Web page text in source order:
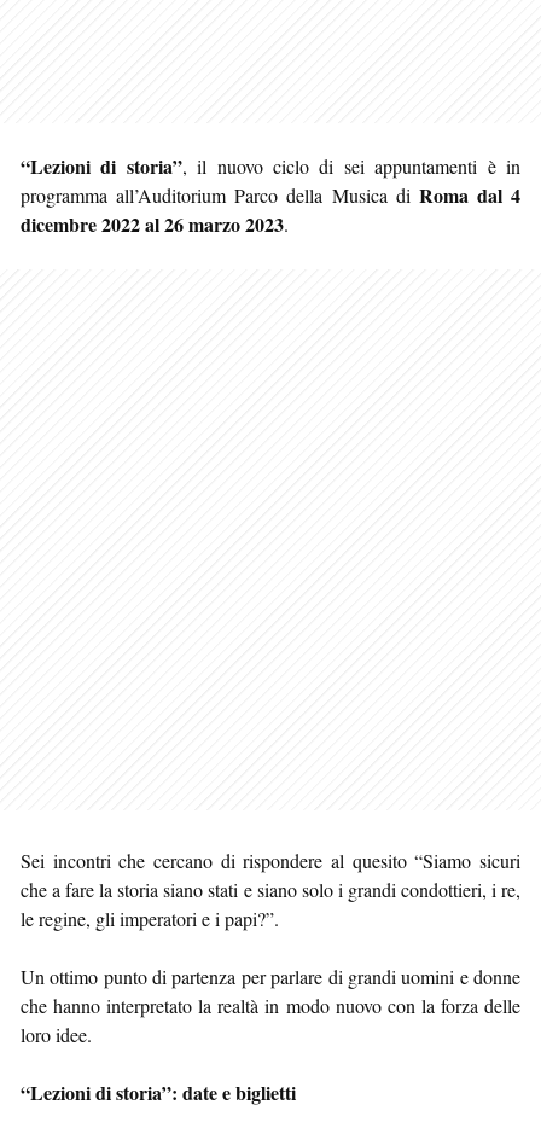
“Lezioni di storia”, il nuovo ciclo di sei appuntamenti è in
programma all’Auditorium Parco della Musica di Roma dal 4
dicembre 2022 al 26 marzo 2023.
Sei incontri che cercano di rispondere al quesito “Siamo sicuri
che a fare la storia siano stati e siano solo i grandi condottieri, i re,
le regine, gli imperatori e i papi?”.
Un ottimo punto di partenza per parlare di grandi uomini e donne
che hanno interpretato la realtà in modo nuovo con la forza delle
loro idee.
“Lezioni di storia”: date e biglietti